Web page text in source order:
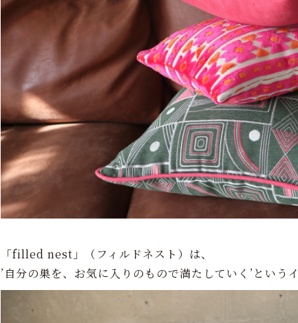
「filled nest」（フィルドネスト）は、
’自分の巣を、お気に入りのもので満たしていく’という